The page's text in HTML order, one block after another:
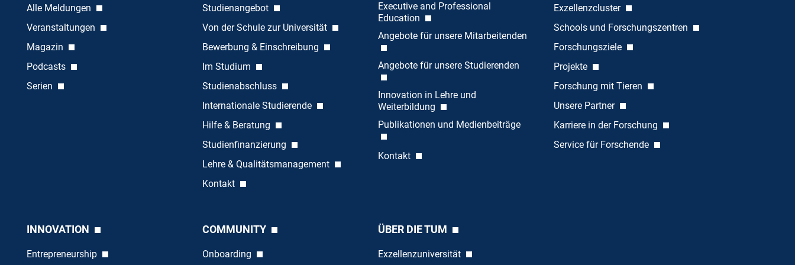
Alle Meldungen
Veranstaltungen
Magazin
Podcasts
Serien
Studienangebot
Von der Schule zur Universität
Bewerbung & Einschreibung
Im Studium
Studienabschluss
Internationale Studierende
Hilfe & Beratung
Studienfinanzierung
Lehre & Qualitätsmanagement
Kontakt
Executive and Professional
Education
Angebote für unsere Mitarbeitenden
Angebote für unsere Studierenden
Innovation in Lehre und
Weiterbildung
Publikationen und Medienbeiträge
Kontakt
Exzellenzcluster
Schools und Forschungszentren
Forschungsziele
Projekte
Forschung mit Tieren
Unsere Partner
Karriere in der Forschung
Service für Forschende
INNOVATION
Entrepreneurship
COMMUNITY
Onboarding
ÜBER DIE TUM
Exzellenzuniversität